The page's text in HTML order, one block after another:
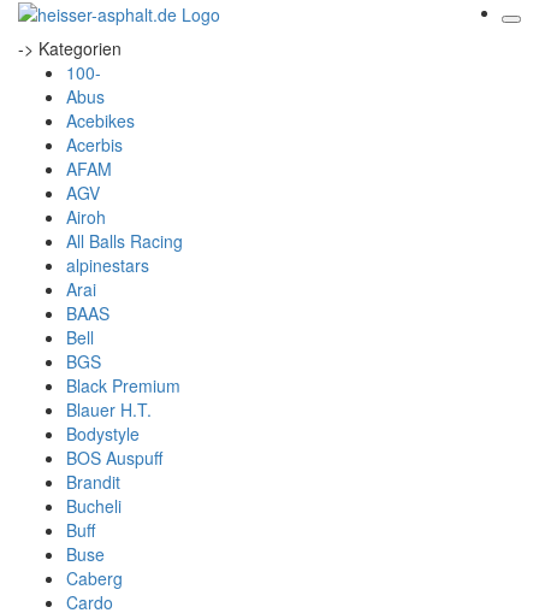
-> Kategorien
100-
Abus
Acebikes
Acerbis
AFAM
AGV
Airoh
All Balls Racing
alpinestars
Arai
BAAS
Bell
BGS
Black Premium
Blauer H.T.
Bodystyle
BOS Auspuff
Brandit
Bucheli
Buff
Buse
Caberg
Cardo